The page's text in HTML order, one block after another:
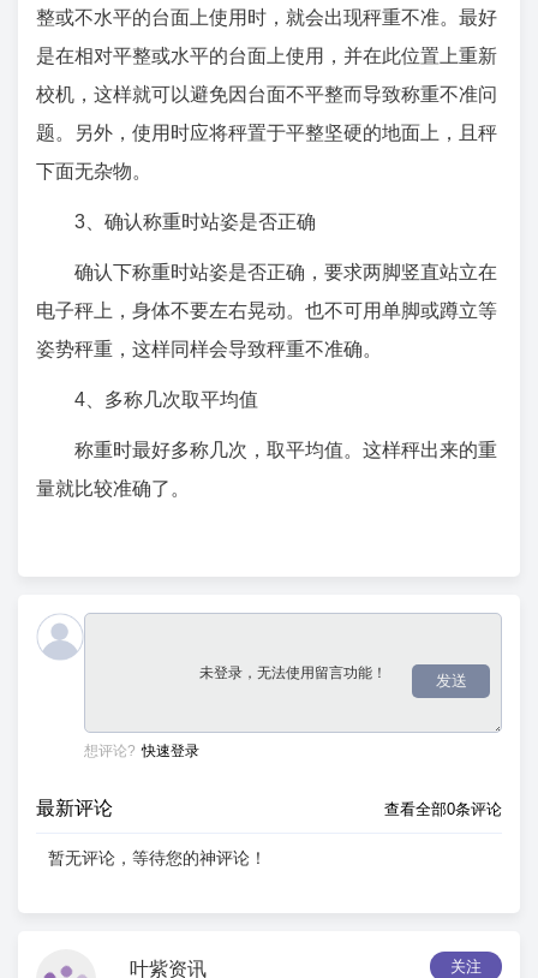
整或不水平的台面上使用时，就会出现秤重不准。最好
是在相对平整或水平的台面上使用，并在此位置上重新
校机，这样就可以避免因台面不平整而导致称重不准问
题。另外，使用时应将秤置于平整坚硬的地面上，且秤
下面无杂物。
3、确认称重时站姿是否正确
确认下称重时站姿是否正确，要求两脚竖直站立在
电子秤上，身体不要左右晃动。也不可用单脚或蹲立等
姿势秤重，这样同样会导致秤重不准确。
4、多称几次取平均值
称重时最好多称几次，取平均值。这样秤出来的重
量就比较准确了。
发送
想评论? 快速登录
最新评论 查看全部0条评论
暂无评论，等待您的神评论！
叶紫资讯 关注